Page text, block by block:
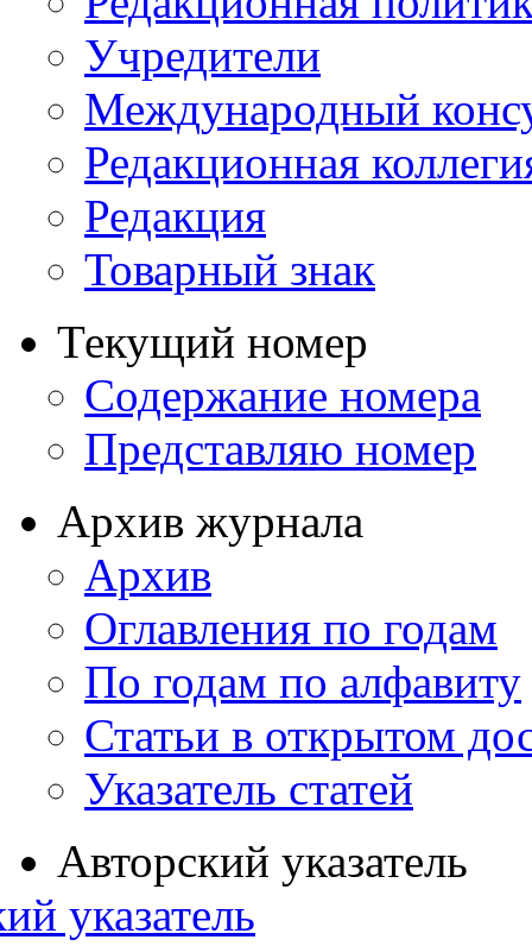
Учредители
Международный
Редакционная
Редакция
Товарный знак
Текущий номер
Содержание номера
Представляю номер
Архив журнала
Архив
Оглавления по годам
По годам по алфавиту
Статьи в открытом
Указатель статей
Авторский указатель
указатель